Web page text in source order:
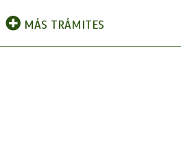
MÁS TRÁMITES